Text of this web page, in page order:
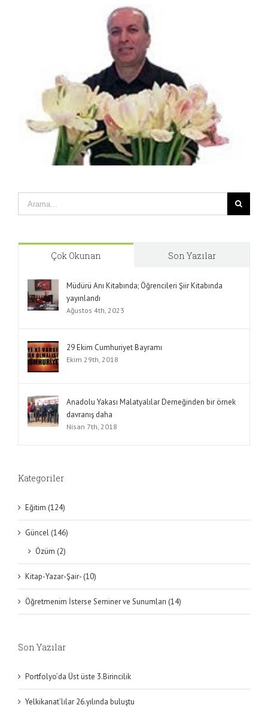
Çok Okunan Son Yazılar
Müdürü Anı Kitabında; Öğrencileri Şiir Kitabında
yayınlandı
Ağustos 4th, 2023
29 Ekim Cumhuriyet Bayramı
Ekim 29th, 2018
Anadolu Yakası Malatyalılar Derneğinden bir örnek
davranış daha
Nisan 7th, 2018
Kategoriler
Eğitim (124)
Güncel (146)
Özüm (2)
Kitap-Yazar-Şair- (10)
Öğretmenim İsterse Seminer ve Sunumları (14)
Son Yazılar
Portfolyo’da Üst üste 3.Birincilik
Yelkikanat’lılar 26.yılında buluştu